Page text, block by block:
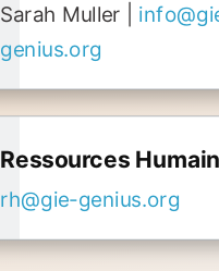
Sarah Muller |
genius.org
Ressources
rh@gie-genius.org